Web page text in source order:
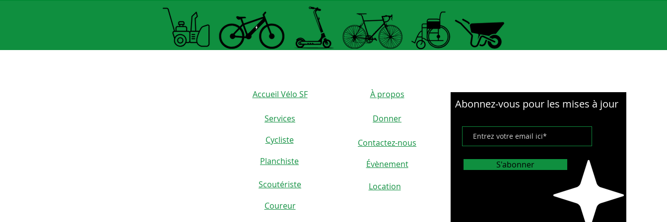
Accueil Vélo SF
Location
Cycliste
Planchiste
Scoutériste
Coureur
Services
À propos
Donner
Contactez-nous
Évènement
Abonnez-vous pour les mises à jour
S'abonner